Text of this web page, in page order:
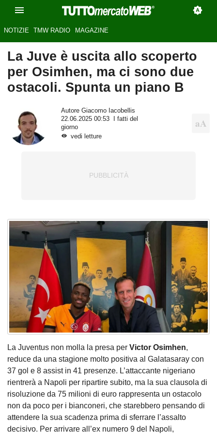
NOTIZIE TMW RADIO MAGAZINE
La Juve è uscita allo scoperto
per Osimhen, ma ci sono due
ostacoli. Spunta un piano B
Autore Giacomo Iacobellis
22.06.2025 00:53
I fatti del
giorno
vedi letture
La Juventus non molla la presa per Victor Osimhen,
reduce da una stagione molto positiva al Galatasaray con
37 gol e 8 assist in 41 presenze. L’attaccante nigeriano
rientrerà a Napoli per ripartire subito, ma la sua clausola di
risoluzione da 75 milioni di euro rappresenta un ostacolo
non da poco per i bianconeri, che starebbero pensando di
attendere la sua scadenza prima di sferrare l’assalto
decisivo. Per arrivare all’ex numero 9 del Napoli,